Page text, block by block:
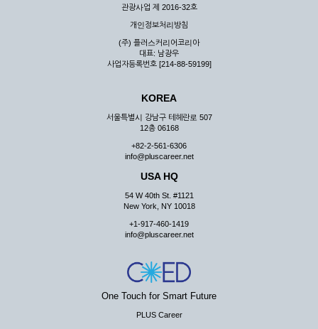
인정할 경우에는 즉시 처리하여야 하며, 즉시 처리가 곤란한 경
우 그 처리를 위해 노력해야 합니다.
제7조 (회원의 의무)
① 회원은 ID와 비밀 번호에 관한 모든 관리의 책임이 있으며
② 회원은 이용신청서의 기재내용 중 변경된 내용이 있는 경우
서비스를 통하여 그 내용을 회사에 통지하여야 합니다.
③ 다른 회원의 ID와 비밀번호를 부당하게 사용하는 행위를
④ 회원은 회사의 서비스에서 타 사이트의 홍보행위를 하지 않
아야 하며 공공질서나 미풍약속에 위배되는 내용 혹은 저작권을
리 행위도 할 수 없습니다.
사가 통지하는 사항을 준수하여야 하며, 기타 회사의 업무에 방
해되는 행위를 하여서는 아니 됩니다.
제8조 (회원의 관리)
① 회원은 언제든 이 약관에 대한 동의를 철회할 수 있습니다.
관광사업 제 2016-32호
개인정보처리방침
(주) 플러스커리어코리아
대표: 남광우
사업자등록번호 [214-88-59199]
KOREA
서울특별시 강남구 테헤란로 507
12층 06168
+82-2-561-6306
info@pluscareer.net
USA HQ
54 W 40th St. #1121
New York, NY 10018
+1-917-460-1419
info@pluscareer.net
One Touch for Smart Future
PLUS Career